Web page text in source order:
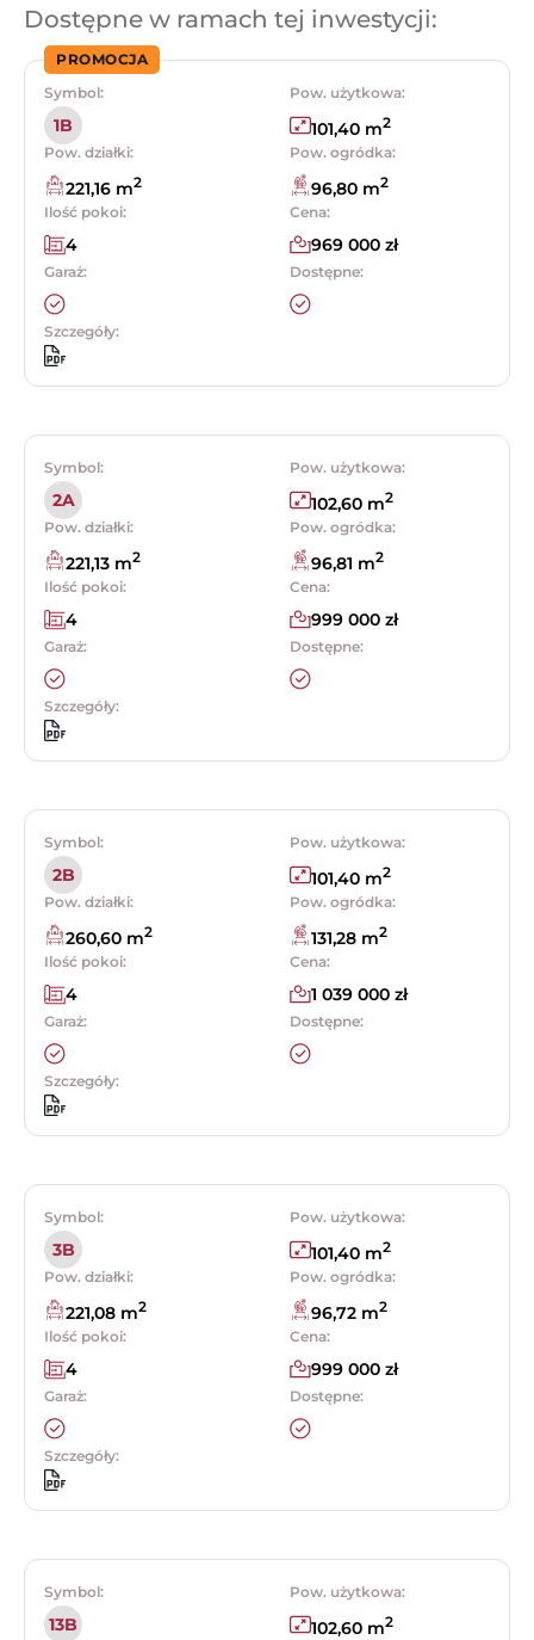
Dostępne w ramach tej inwestycji:
PROMOCJA
Symbol:
1B
Pow. użytkowa:
101,40 m2
Pow. działki:
221,16 m2
Pow. ogródka:
96,80 m2
Ilość pokoi:
4
Cena:
969 000 zł
Garaż: Dostępne:
Szczegóły:
Symbol:
2A
Pow. użytkowa:
102,60 m2
Pow. działki:
221,13 m2
Pow. ogródka:
96,81 m2
Ilość pokoi:
4
Cena:
999 000 zł
Garaż: Dostępne:
Szczegóły:
Symbol:
2B
Pow. użytkowa:
101,40 m2
Pow. działki:
260,60 m2
Pow. ogródka:
131,28 m2
Ilość pokoi:
4
Cena:
1 039 000 zł
Garaż: Dostępne:
Szczegóły:
Symbol:
3B
Pow. użytkowa:
101,40 m2
Pow. działki:
221,08 m2
Pow. ogródka:
96,72 m2
Ilość pokoi:
4
Cena:
999 000 zł
Garaż: Dostępne:
Szczegóły:
Symbol:
13B
Pow. użytkowa:
102,60 m2